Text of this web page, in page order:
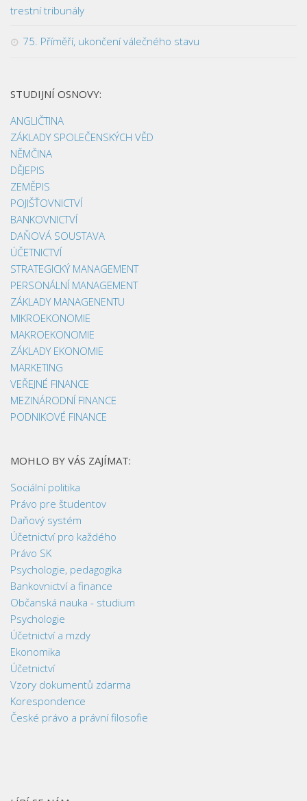
trestní tribunály
75. Příměří, ukončení válečného stavu
STUDIJNÍ OSNOVY:
ANGLIČTINA
ZÁKLADY SPOLEČENSKÝCH VĚD
NĚMČINA
DĚJEPIS
ZEMĚPIS
POJIŠŤOVNICTVÍ
BANKOVNICTVÍ
DAŇOVÁ SOUSTAVA
ÚČETNICTVÍ
STRATEGICKÝ MANAGEMENT
PERSONÁLNÍ MANAGEMENT
ZÁKLADY MANAGENENTU
MIKROEKONOMIE
MAKROEKONOMIE
ZÁKLADY EKONOMIE
MARKETING
VEŘEJNÉ FINANCE
MEZINÁRODNÍ FINANCE
PODNIKOVÉ FINANCE
MOHLO BY VÁS ZAJÍMAT:
Sociální politika
Právo pre študentov
Daňový systém
Účetnictví pro každého
Právo SK
Psychologie, pedagogika
Bankovnictví a finance
Občanská nauka - studium
Psychologie
Účetnictví a mzdy
Ekonomika
Účetnictví
Vzory dokumentů zdarma
Korespondence
České právo a právní filosofie